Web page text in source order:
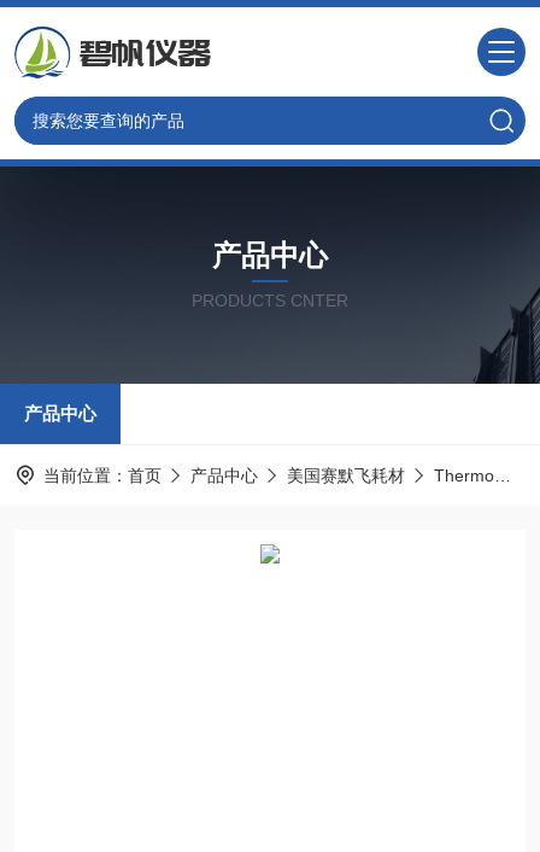
产品中心
PRODUCTS CNTER
产品中心
当前位置： 首页 产品中心 美国赛默飞耗材 Thermo热电色谱耗材